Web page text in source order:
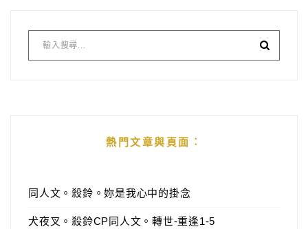
熱門文章與頁面︰
同人文。殺鈴。妳是我心中的掛念
犬夜叉。殺鈴CP同人文。轉世-重逢1-5